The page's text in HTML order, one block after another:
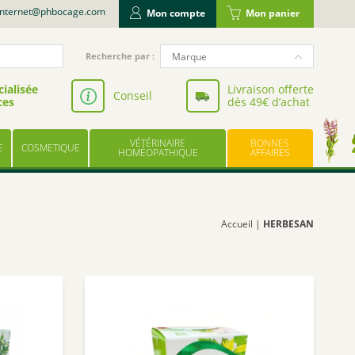
Mon compte Mon panier
Recherche
pour
Recherche par : Marque
NUTERGIA
VALBIOTIS
BODYGUARD
LABORATOIRE LESCUYER
OWARI
LES TROIS CHÊNES
Conseil
Livraison offerte
dès 49€ d’achat
COSMETIQUE VÉTÉRINAIRE
HOMÉOPATHIQUE
BONNES
AFFAIRES
Accueil | HERBESAN